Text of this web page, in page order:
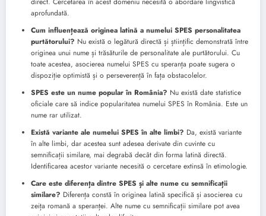
aprofundată.
Cum influențează originea latină a numelui SPES personalitatea
purtătorului? Nu există o legătură directă și științific demonstrată între
originea unui nume și trăsăturile de personalitate ale purtătorului. Cu
toate acestea, asocierea numelui SPES cu speranța poate sugera o
dispoziție optimistă și o perseverență în fața obstacolelor.
SPES este un nume popular în România? Nu există date statistice
oficiale care să indice popularitatea numelui SPES în România. Este un
nume rar utilizat.
Există variante ale numelui SPES în alte limbi? Da, există variante
în alte limbi, dar acestea sunt adesea derivate din cuvinte cu
semnificații similare, mai degrabă decât din forma latină directă.
Identificarea acestor variante necesită o cercetare extinsă în etimologie.
Care este diferența dintre SPES și alte nume cu semnificații
similare? Diferența constă în originea latină specifică și asocierea cu
zeița romană a speranței. Alte nume cu semnificații similare pot avea